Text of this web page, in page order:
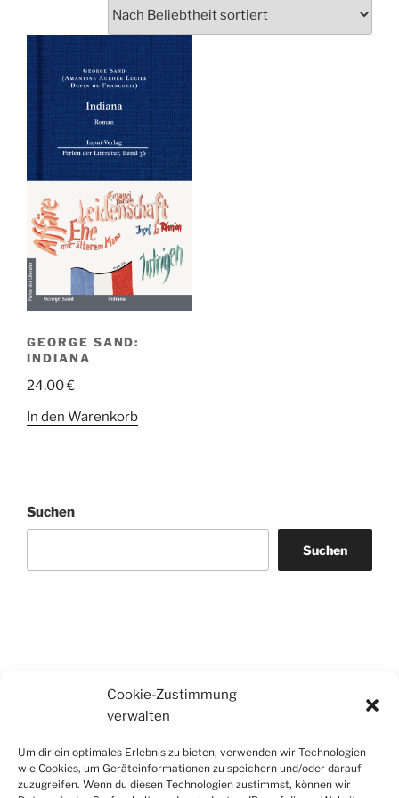
Cookie-Zustimmung
verwalten
Um dir ein optimales Erlebnis zu bieten, verwenden wir Technologien
wie Cookies, um Geräteinformationen zu speichern und/oder darauf
zuzugreifen. Wenn du diesen Technologien zustimmst, können wir
GEORGE SAND:
INDIANA
24,00€
In den Warenkorb
Suchen
Suchen